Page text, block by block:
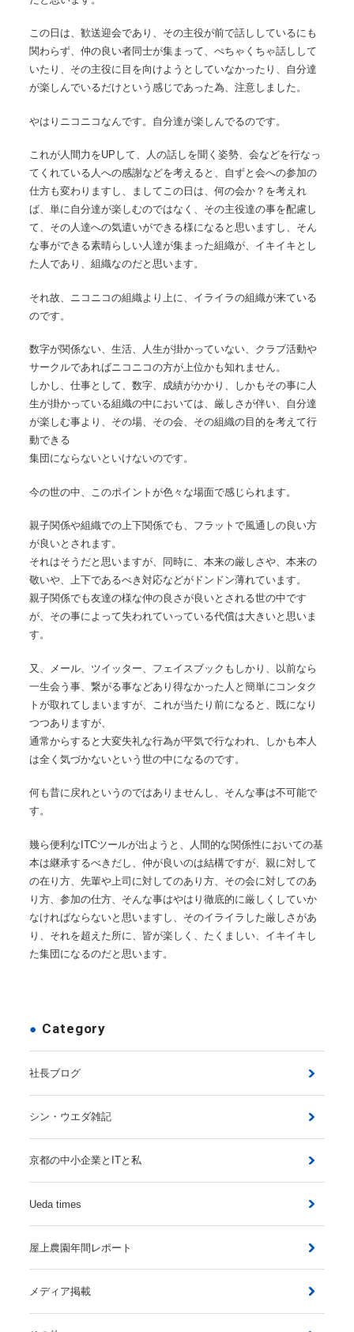
この日は、歓送迎会であり、その主役が前で話ししているにも
関わらず、仲の良い者同士が集まって、ぺちゃくちゃ話しして
いたり、その主役に目を向けようとしていなかったり、自分達
が楽しんでいるだけという感じであった為、注意しました。
やはりニコニコなんです。自分達が楽しんでるのです。
これが人間力をUPして、人の話しを聞く姿勢、会などを行なっ
てくれている人への感謝などを考えると、自ずと会への参加の
仕方も変わりますし、ましてこの日は、何の会か？を考えれ
ば、単に自分達が楽しむのではなく、その主役達の事を配慮し
て、その人達への気遣いができる様になると思いますし、そん
な事ができる素晴らしい人達が集まった組織が、イキイキとし
た人であり、組織なのだと思います。
それ故、ニコニコの組織より上に、イライラの組織が来ている
のです。
数字が関係ない、生活、人生が掛かっていない、クラブ活動や
サークルであればニコニコの方が上位かも知れません。
しかし、仕事として、数字、成績がかかり、しかもその事に人
生が掛かっている組織の中においては、厳しさが伴い、自分達
が楽しむ事より、その場、その会、その組織の目的を考えて行
動できる
集団にならないといけないのです。
今の世の中、このポイントが色々な場面で感じられます。
親子関係や組織での上下関係でも、フラットで風通しの良い方
が良いとされます。
それはそうだと思いますが、同時に、本来の厳しさや、本来の
敬いや、上下であるべき対応などがドンドン薄れています。
親子関係でも友達の様な仲の良さが良いとされる世の中です
が、その事によって失われていっている代償は大きいと思いま
す。
又、メール、ツイッター、フェイスブックもしかり、以前なら
一生会う事、繋がる事などあり得なかった人と簡単にコンタク
トが取れてしまいますが、これが当たり前になると、既になり
つつありますが、
通常からすると大変失礼な行為が平気で行なわれ、しかも本人
は全く気づかないという世の中になるのです。
何も昔に戻れというのではありませんし、そんな事は不可能で
す。
幾ら便利なITCツールが出ようと、人間的な関係性においての基
本は継承するべきだし、仲が良いのは結構ですが、親に対して
の在り方、先輩や上司に対してのあり方、その会に対してのあ
り方、参加の仕方、そんな事はやはり徹底的に厳しくしていか
なければならないと思いますし、そのイライラした厳しさがあ
り、それを超えた所に、皆が楽しく、たくましい、イキイキし
た集団になるのだと思います。
Category
社長ブログ
シン・ウエダ雑記
京都の中小企業とITと私
Ueda times
屋上農園年間レポート
メディア掲載